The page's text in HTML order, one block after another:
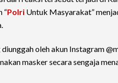
“Polri Untuk Masyarakat”
diunggah oleh akun Instagram
masker secara sengaja